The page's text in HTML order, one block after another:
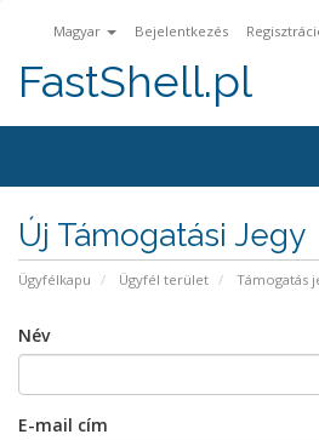
Magyar Bejelentkezés
FastShell.pl
Új Támogatási Jegy
Ügyfélkapu Ügyfél terület Támogatás
Név
E-mail cím